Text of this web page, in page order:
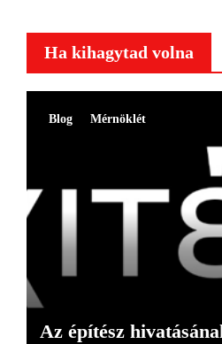
Ha kihagytad volna
Blog Mérnöklét
Az építész